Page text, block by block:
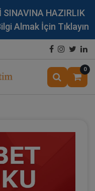
SINAVINA HAZIRLIK
Almak İçin Tıklayın
0